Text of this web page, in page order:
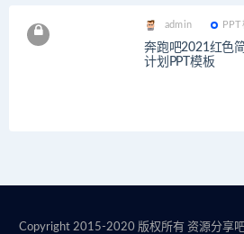
admin PPT
奔跑吧2021红色
计划PPT模板
Copyright 2015-2020 版权所有 资源分享